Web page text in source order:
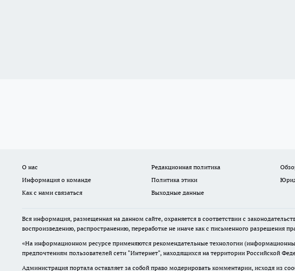
О нас Редакционная политика
Информация о команде
Политика этики
Как с нами связаться
Выходные данные
Вся информация, размещенная на данном сайте, охраняется в соответствии с
воспроизведению, распространению, переработке не иначе как с письменного разрешения
«На информационном ресурсе применяются рекомендательные технологии
предпочтениям пользователей сети "Интернет", находящихся на территории Российской
Администрация портала оставляет за собой право модерировать комментарии, исходя из